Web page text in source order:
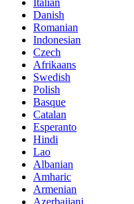
Italian
Danish
Romanian
Indonesian
Czech
Afrikaans
Swedish
Polish
Basque
Catalan
Esperanto
Hindi
Lao
Albanian
Amharic
Armenian
Azerbaijani